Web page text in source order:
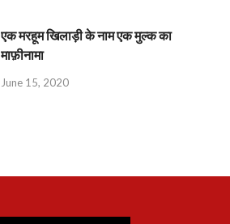
एक मरहूम खिलाड़ी के नाम एक मुल्क का
माफ़ीनामा
June 15, 2020